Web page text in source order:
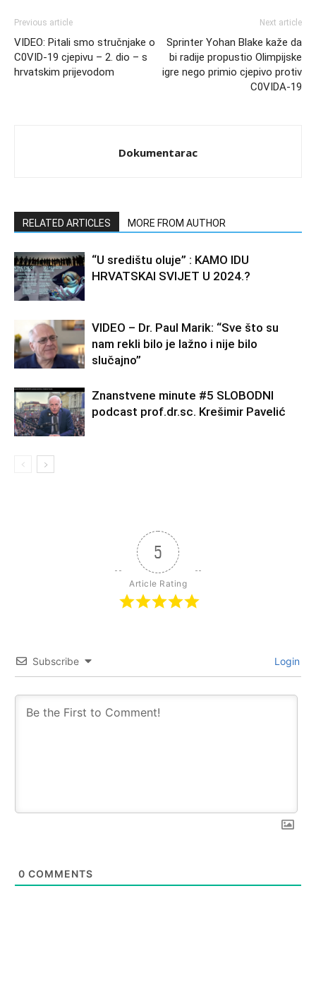
Previous article
VIDEO: Pitali smo stručnjake o
C0VID-19 cjepivu – 2. dio – s
hrvatskim prijevodom
Next article
Sprinter Yohan Blake kaže da
bi radije propustio Olimpijske
igre nego primio cjepivo protiv
C0VIDA-19
Dokumentarac
RELATED ARTICLES MORE FROM AUTHOR
“U središtu oluje” : KAMO IDU
HRVATSKAI SVIJET U 2024.?
VIDEO – Dr. Paul Marik: “Sve što su
nam rekli bilo je lažno i nije bilo
slučajno”
Znanstvene minute #5 SLOBODNI
podcast prof.dr.sc. Krešimir Pavelić
5
Article Rating
Subscribe Login
0 COMMENTS